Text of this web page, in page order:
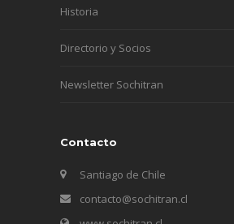
Historia
Directorio y Socios
Newsletter Sochitran
Contacto
Santiago de Chile
contacto@sochitran.cl